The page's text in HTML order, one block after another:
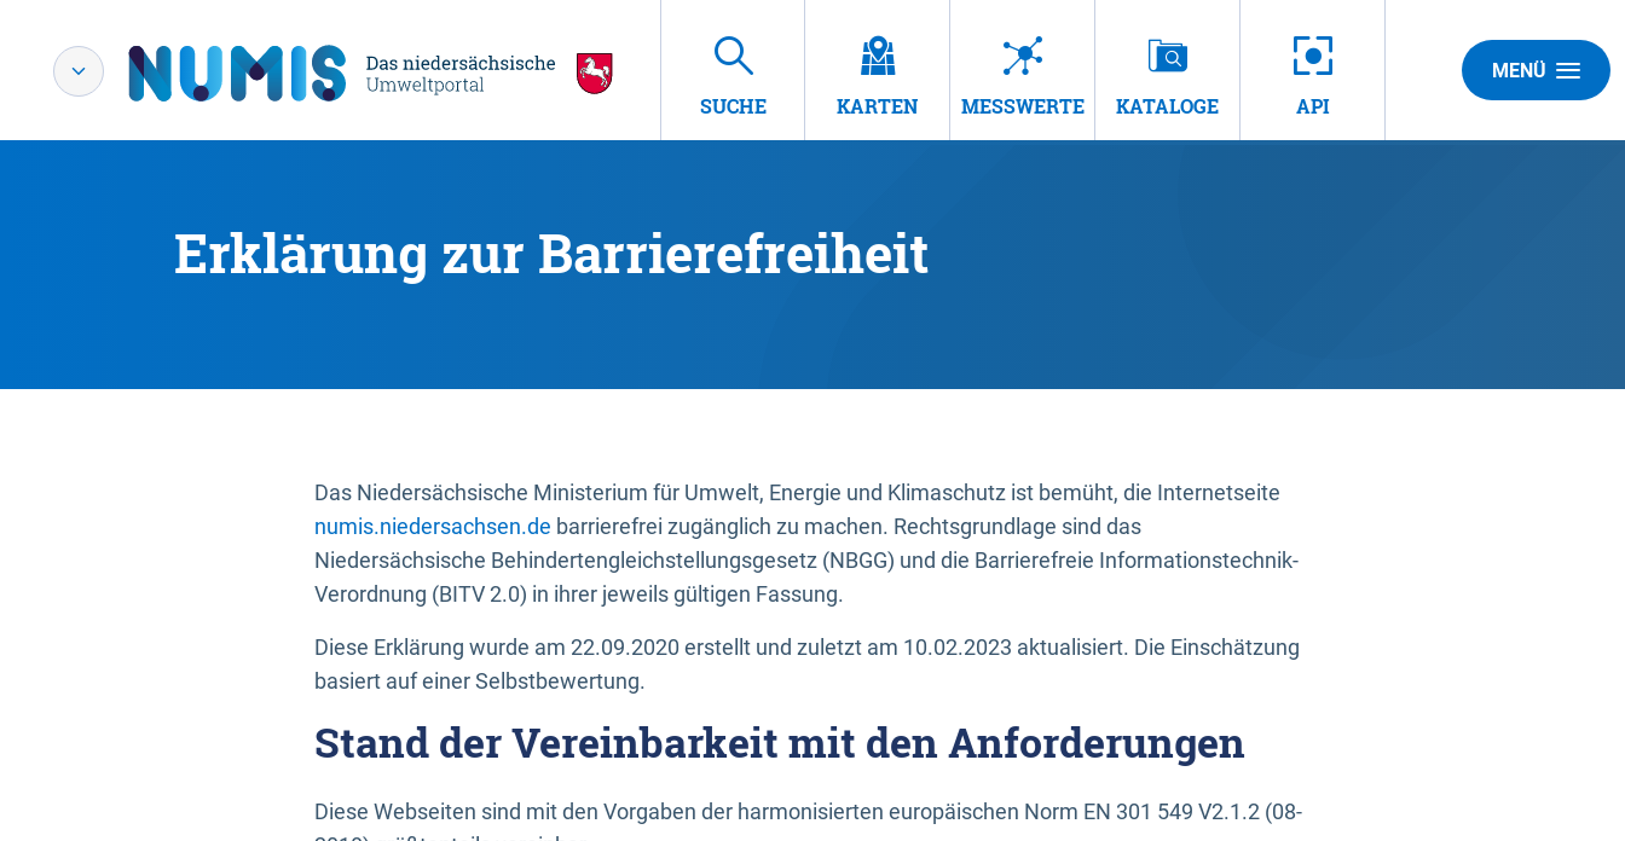
SUCHE KARTEN MESSWERTE KATALOGE API
MENÜ
Erklärung zur Barrierefreiheit
Das Niedersächsische Ministerium für Umwelt, Energie und Klimaschutz ist bemüht, die Internetseite
numis.niedersachsen.de barrierefrei zugänglich zu machen. Rechtsgrundlage sind das
Niedersächsische Behindertengleichstellungsgesetz (NBGG) und die Barrierefreie Informationstechnik-
Verordnung (BITV 2.0) in ihrer jeweils gültigen Fassung.
Diese Erklärung wurde am 22.09.2020 erstellt und zuletzt am 10.02.2023 aktualisiert. Die Einschätzung
basiert auf einer Selbstbewertung.
Stand der Vereinbarkeit mit den Anforderungen
Diese Webseiten sind mit den Vorgaben der harmonisierten europäischen Norm EN 301 549 V2.1.2 (08-